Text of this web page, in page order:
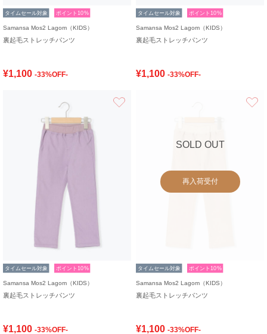
タイムセール対象 ポイント10%
Samansa Mos2 Lagom（KIDS）
裏起毛ストレッチパンツ
¥1,100 -33%OFF-
タイムセール対象 ポイント10%
Samansa Mos2 Lagom（KIDS）
裏起毛ストレッチパンツ
¥1,100 -33%OFF-
タイムセール対象 ポイント10%
Samansa Mos2 Lagom（KIDS）
裏起毛ストレッチパンツ
¥1,100 -33%OFF-
SOLD OUT
再入荷受付
タイムセール対象 ポイント10%
Samansa Mos2 Lagom（KIDS）
裏起毛ストレッチパンツ
¥1,100 -33%OFF-